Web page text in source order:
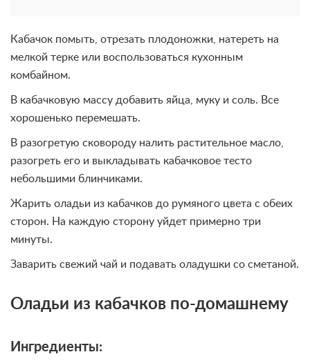
Кабачок помыть, отрезать плодоножки, натереть на
мелкой терке или воспользоваться кухонным
комбайном.
В кабачковую массу добавить яйца, муку и соль. Все
хорошенько перемешать.
В разогретую сковороду налить растительное масло,
разогреть его и выкладывать кабачковое тесто
небольшими блинчиками.
Жарить оладьи из кабачков до румяного цвета с обеих
сторон. На каждую сторону уйдет примерно три
минуты.
Заварить свежий чай и подавать оладушки со сметаной.
Оладьи из кабачков по-домашнему
Ингредиенты: